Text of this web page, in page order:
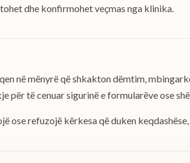
dhe konfirmohet veçmas nga klinika.
në mënyrë që shkakton dëmtim,
për të cenuar sigurinë e formularëve ose
ose refuzojë kërkesa që duken